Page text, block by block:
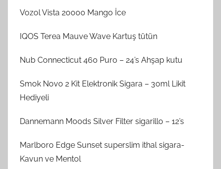
Vozol Vista 20000 Mango İce
IQOS Terea Mauve Wave Kartuş tütün
Nub Connecticut 460 Puro – 24’s Ahşap kutu
Smok Novo 2 Kit Elektronik Sigara – 30ml Likit
Hediyeli
Dannemann Moods Silver Filter sigarillo – 12’s
Marlboro Edge Sunset superslim ithal sigara-
Kavun ve Mentol